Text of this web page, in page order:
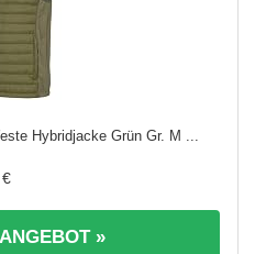
Hybridjacke Grün Gr. M ...
»